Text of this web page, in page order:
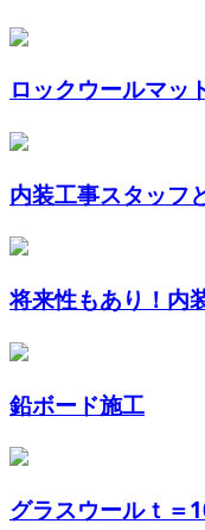
ロックウールマッ
内装工事スタッフ
将来性もあり！内
鉛ボード施工
グラスウールｔ＝